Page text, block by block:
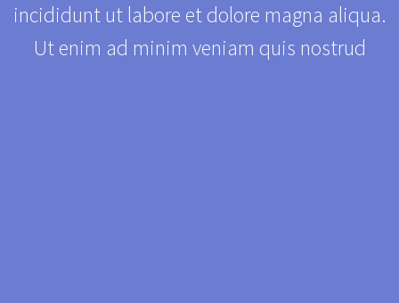
incididunt ut labore et dolore magna aliqua.
Ut enim ad minim veniam quis nostrud